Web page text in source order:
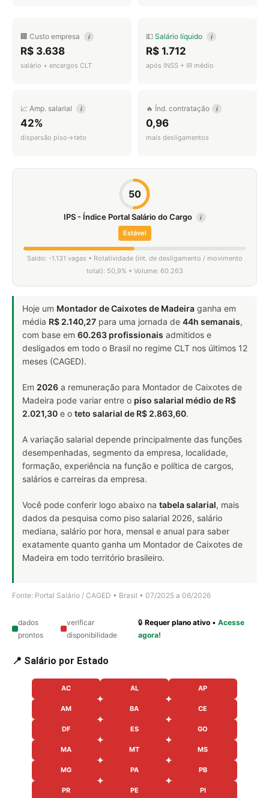
🏢 Custo empresa i
R$ 3.638
salário + encargos CLT
💵 Salário líquido i
R$ 1.712
após INSS + IR médio
📈 Amp. salarial i
42%
dispersão piso→teto
🔥 Índ. contratação i
0,96
mais desligamentos
50
IPS - Índice Portal Salário do Cargo i
Estável
Saldo: -1.131 vagas • Rotatividade (int. de desligamento / movimento
total): 50,9% • Volume: 60.263
Hoje um Montador de Caixotes de Madeira ganha em
média R$ 2.140,27 para uma jornada de 44h semanais,
com base em 60.263 profissionais admitidos e
desligados em todo o Brasil no regime CLT nos últimos 12
meses (CAGED).
Em 2026 a remuneração para Montador de Caixotes de
Madeira pode variar entre o piso salarial médio de R$
2.021,30 e o teto salarial de R$ 2.863,60.
A variação salarial depende principalmente das funções
desempenhadas, segmento da empresa, localidade,
formação, experiência na função e política de cargos,
salários e carreiras da empresa.
Você pode conferir logo abaixo na tabela salarial, mais
dados da pesquisa como piso salarial 2026, salário
mediana, salário por hora, mensal e anual para saber
exatamente quanto ganha um Montador de Caixotes de
Madeira em todo território brasileiro.
Fonte: Portal Salário / CAGED • Brasil • 07/2025 a 06/2026
dados
prontos
verificar
disponibilidade
🔒Requer plano ativo •Acesse
agora!
📍 Salário por Estado
AC AL AP
AM BA CE
DF ES GO
MA MT MS
MG PA PB
PR PE PI